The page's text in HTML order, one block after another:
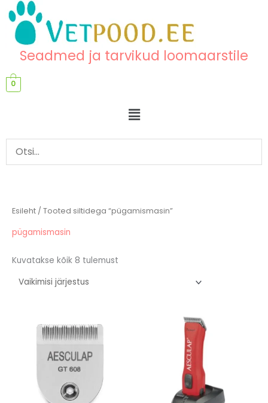
content
content
Seadmed ja tarvikud loomaarstile
0
Menu
Esileht / Tooted siltidega “pügamismasin”
pügamismasin
Kuvatakse kõik 8 tulemust